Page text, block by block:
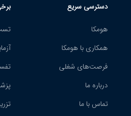
دسترسی سریع
هومکا
همکاری با هومکا
فرصت‌های شغلی
درباره ما
تماس با ما